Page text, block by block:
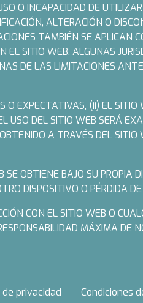
O INCAPACIDAD DE
ALTERACIÓN O
TAMBIÉN SE APLICAN
EL SITIO WEB. ALGUNAS
DE LAS LIMITACIONES
EXPECTATIVAS, (ii) EL SITIO
USO DEL SITIO WEB SERÁ
A TRAVÉS DEL
OBTIENE BAJO SU PROPIA
DISPOSITIVO O PÉRDIDA
CON EL SITIO WEB O
MÁXIMA DE
privacidad Condiciones